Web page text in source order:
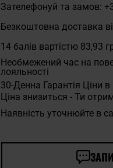
Зателефонуй та замов:
Безкоштовна доставка
14балів вартістю 83,93
Необмежений час на
лояльності
30-Денна Гарантія Ціни в
Ціна знизиться - Ти
Наявність уточнюйте в